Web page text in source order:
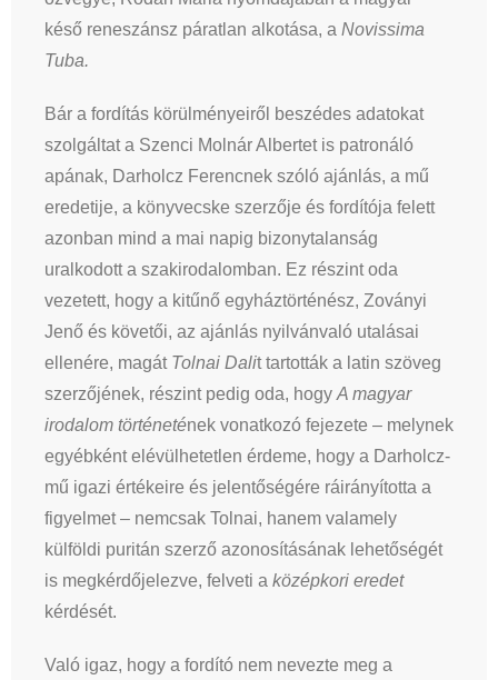
késő reneszánsz páratlan alkotása, a Novissima
Tuba.
Bár a fordítás körülményeiről beszédes adatokat
szolgáltat a Szenci Molnár Albertet is patronáló
apának, Darholcz Ferencnek szóló ajánlás, a mű
eredetije, a könyvecske szerzője és fordítója felett
azonban mind a mai napig bizonytalanság
uralkodott a szakirodalomban. Ez részint oda
vezetett, hogy a kitűnő egyháztörténész, Zoványi
Jenő és követői, az ajánlás nyilvánvaló utalásai
ellenére, magát Tolnai Dalit tartották a latin szöveg
szerzőjének, részint pedig oda, hogy A magyar
irodalom történetének vonatkozó fejezete – melynek
egyébként elévülhetetlen érdeme, hogy a Darholcz-
mű igazi értékeire és jelentőségére ráirányította a
figyelmet – nemcsak Tolnai, hanem valamely
külföldi puritán szerző azonosításának lehetőségét
is megkérdőjelezve, felveti a középkori eredet
kérdését.
Való igaz, hogy a fordító nem nevezte meg a